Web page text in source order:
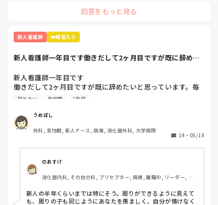
回答をもっと見る
新人看護師 👑殿堂入り
新人看護師一年目です働きだして2ヶ月目ですが既に辞めた
新人看護師一年目です
働きだして2ヶ月目ですが既に辞めたいと思っています。毎
日自分の仕事の出来なさが不甲斐なくて泣きそうになりなが
あき、できないのと呆れられています。私の勉強不足もそう
ですが、毎日疲れて帰って全然勉強できていません。それに
も焦っています。他の同期ができることがわたしにはできな
そもそもメンタルが弱すぎて何気ない先輩の一言をきにして
しまったり人目を気にしすぎてうまく動けません。こんな性
格にも疲れてしまいます
こんな感じではどこに行っても使いものにならないと思いま
すが今が辛いです。
こんなに早く辞められた方いますか？その後どうでしたか。
辞めたい 急性期 1年目
うめぼし
外科, 急性期, 新人ナース, 病棟, 消化器外科, 大学病院
14 ・ 05/18
のあすけ
消化器内科, その他の科, プリセプター, 病棟, 離職中, リーダー, 消
新人の半年くらいまでは特にそう。周りができるように見えて
も、周りの子も同じようにあなたを羨ましく、自分が情けなく